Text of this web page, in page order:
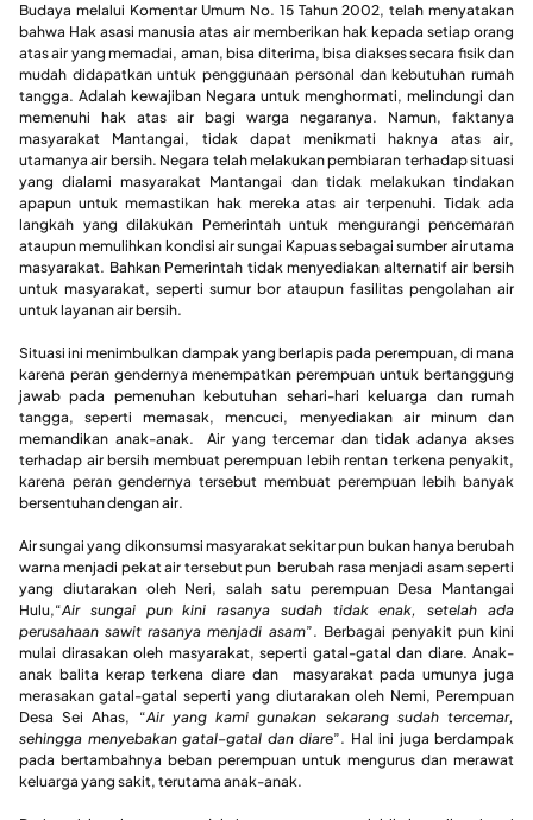
Budaya melalui Komentar Umum No. 15 Tahun 2002, telah menyatakan
bahwa Hak asasi manusia atas air memberikan hak kepada setiap orang
atas air yang memadai, aman, bisa diterima, bisa diakses secara fisik dan
mudah didapatkan untuk penggunaan personal dan kebutuhan rumah
tangga. Adalah kewajiban Negara untuk menghormati, melindungi dan
memenuhi hak atas air bagi warga negaranya. Namun, faktanya
masyarakat Mantangai, tidak dapat menikmati haknya atas air,
utamanya air bersih. Negara telah melakukan pembiaran terhadap situasi
yang dialami masyarakat Mantangai dan tidak melakukan tindakan
apapun untuk memastikan hak mereka atas air terpenuhi. Tidak ada
langkah yang dilakukan Pemerintah untuk mengurangi pencemaran
ataupun memulihkan kondisi air sungai Kapuas sebagai sumber air utama
masyarakat. Bahkan Pemerintah tidak menyediakan alternatif air bersih
untuk masyarakat, seperti sumur bor ataupun fasilitas pengolahan air
untuk layanan air bersih.
Situasi ini menimbulkan dampak yang berlapis pada perempuan, di mana
karena peran gendernya menempatkan perempuan untuk bertanggung
jawab pada pemenuhan kebutuhan sehari-hari keluarga dan rumah
tangga, seperti memasak, mencuci, menyediakan air minum dan
memandikan anak-anak. Air yang tercemar dan tidak adanya akses
terhadap air bersih membuat perempuan lebih rentan terkena penyakit,
karena peran gendernya tersebut membuat perempuan lebih banyak
bersentuhan dengan air.
Air sungai yang dikonsumsi masyarakat sekitar pun bukan hanya berubah
warna menjadi pekat air tersebut pun berubah rasa menjadi asam seperti
yang diutarakan oleh Neri, salah satu perempuan Desa Mantangai
Hulu,“Air sungai pun kini rasanya sudah tidak enak, setelah ada
perusahaan sawit rasanya menjadi asam”. Berbagai penyakit pun kini
mulai dirasakan oleh masyarakat, seperti gatal-gatal dan diare. Anak-
anak balita kerap terkena diare dan masyarakat pada umunya juga
merasakan gatal-gatal seperti yang diutarakan oleh Nemi, Perempuan
Desa Sei Ahas, “Air yang kami gunakan sekarang sudah tercemar,
sehingga menyebakan gatal–gatal dan diare”. Hal ini juga berdampak
pada bertambahnya beban perempuan untuk mengurus dan merawat
keluarga yang sakit, terutama anak-anak.